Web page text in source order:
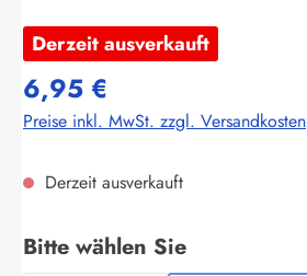
Derzeit ausverkauft
6,95 €
Preise inkl. MwSt. zzgl. Versandkosten
Derzeit ausverkauft
Bitte wählen Sieauswählen